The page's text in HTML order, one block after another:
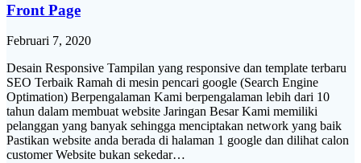
Front Page
Februari 7, 2020
Desain Responsive Tampilan yang responsive dan template terbaru
SEO Terbaik Ramah di mesin pencari google (Search Engine
Optimation) Berpengalaman Kami berpengalaman lebih dari 10
tahun dalam membuat website Jaringan Besar Kami memiliki
pelanggan yang banyak sehingga menciptakan network yang baik
Pastikan website anda berada di halaman 1 google dan dilihat calon
customer Website bukan sekedar…